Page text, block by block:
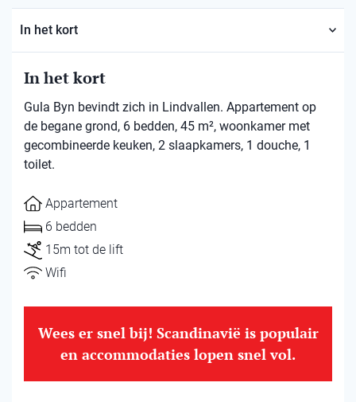
In het kort
In het kort
Gula Byn bevindt zich in Lindvallen. Appartement op
de begane grond, 6 bedden, 45 m², woonkamer met
gecombineerde keuken, 2 slaapkamers, 1 douche, 1
toilet.
Appartement
6 bedden
15m tot de lift
Wifi
Wees er snel bij! Scandinavië is populair
en accommodaties lopen snel vol.